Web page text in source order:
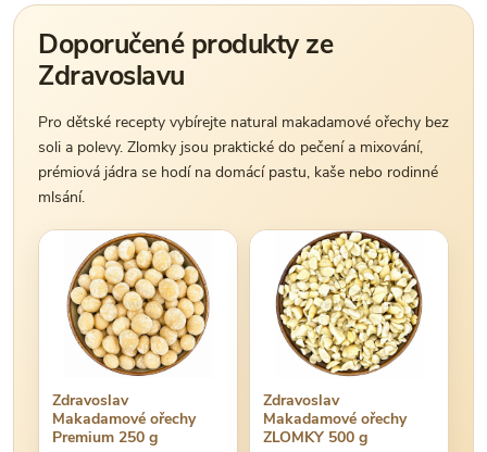
Doporučené produkty ze
Zdravoslavu
Pro dětské recepty vybírejte natural makadamové ořechy bez
soli a polevy. Zlomky jsou praktické do pečení a mixování,
prémiová jádra se hodí na domácí pastu, kaše nebo rodinné
mlsání.
Zdravoslav
Makadamové ořechy
Premium 250 g
Zdravoslav
Makadamové ořechy
ZLOMKY 500 g